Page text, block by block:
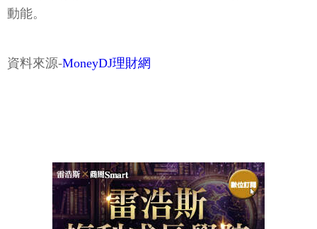
動能。
資料來源-MoneyDJ理財網